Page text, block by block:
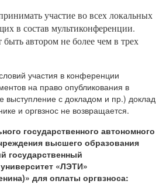
участие во всех локальных
в состав мультиконференции.
автором не более чем в трех
участия в конференции
на право опубликования в
выступление с докладом и пр.) доклад
и оргвзнос не возвращается.
государственного автономного
высшего образования
государственный
«ЛЭТИ»
для оплаты оргвзноса: